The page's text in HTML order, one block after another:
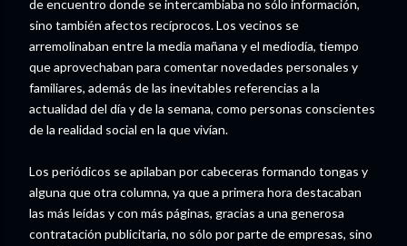
de encuentro donde se intercambiaba no sólo información,
sino también afectos recíprocos. Los vecinos se
arremolinaban entre la media mañana y el mediodía, tiempo
que aprovechaban para comentar novedades personales y
familiares, además de las inevitables referencias a la
actualidad del día y de la semana, como personas conscientes
de la realidad social en la que vivían.
Los periódicos se apilaban por cabeceras formando tongas y
alguna que otra columna, ya que a primera hora destacaban
las más leídas y con más páginas, gracias a una generosa
contratación publicitaria, no sólo por parte de empresas, sino